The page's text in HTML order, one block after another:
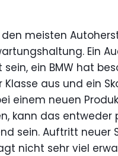
meisten
Ein
ein BMW hat
aus und ein
einem neuen
kann das entweder
sein. Auftritt neuer
nicht sehr viel